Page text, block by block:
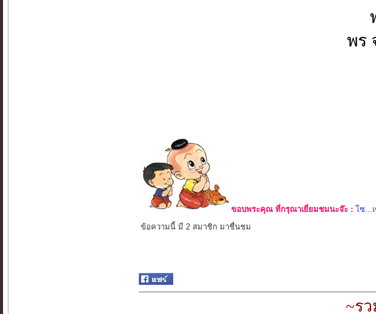
พร
ขอบพระคุณ ที่กรุณาเยี่ยมชมนะจ๊ะ : โซ...
ข้อความนี้ มี 2 สมาชิก มาชื่นชม
~ร